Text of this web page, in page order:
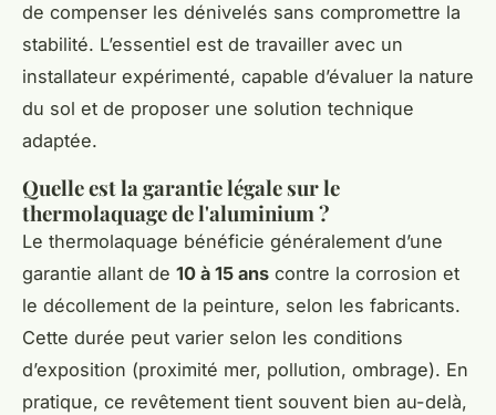
de compenser les dénivelés sans compromettre la
stabilité. L’essentiel est de travailler avec un
installateur expérimenté, capable d’évaluer la nature
du sol et de proposer une solution technique
adaptée.
Quelle est la garantie légale sur le
thermolaquage de l'aluminium ?
Le thermolaquage bénéficie généralement d’une
garantie allant de 10 à 15 ans contre la corrosion et
le décollement de la peinture, selon les fabricants.
Cette durée peut varier selon les conditions
d’exposition (proximité mer, pollution, ombrage). En
pratique, ce revêtement tient souvent bien au-delà,